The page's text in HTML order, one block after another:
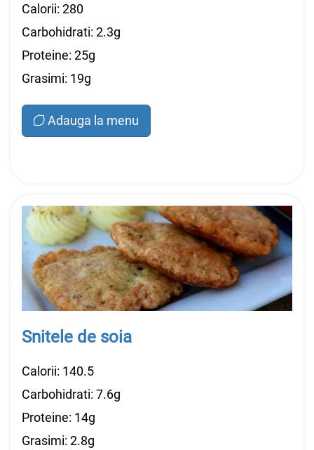
Calorii: 280
Carbohidrati: 2.3g
Proteine: 25g
Grasimi: 19g
Adauga la menu
Snitele de soia
Calorii: 140.5
Carbohidrati: 7.6g
Proteine: 14g
Grasimi: 2.8g